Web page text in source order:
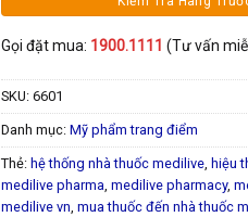
bẩn.
Nước sản xuất:
Viet Nam
Nhà sản xuất:
Diligo
Gọi đặt mua: 1900.1111 (Tư vấn
SKU: 6601
Danh mục: Mỹ phẩm trang điểm
Thẻ: hệ thống nhà thuốc medilive, hiệu
medilive pharma, medilive pharmacy,
medilive vn, mua thuốc đến nhà thuốc